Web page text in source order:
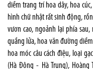
diềm trang trí hoa dây, hoa
hình chữ nhật rất sinh động,
vươn cao, ngoảnh lại phía
quầng lửa, hoa văn đường
hoa móc câu cách điệu, loại
(Hà Đông - Hà Trung),